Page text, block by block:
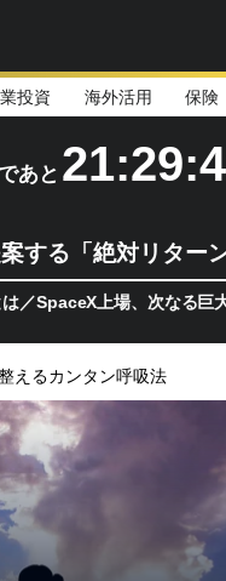
投資 海外活用 保険
あと
する「絶対リター
場、次なる巨大市場は
えるカンタン呼吸法